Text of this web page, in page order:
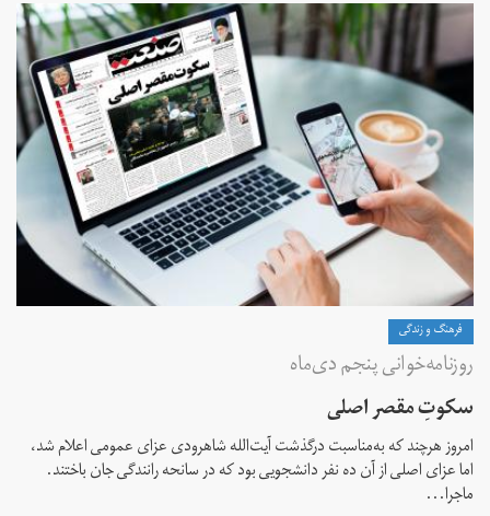
فرهنگ و زندگی
روزنامه‌خوانی پنجم دی‌ماه
سکوتِ مقصر اصلی
امروز هرچند که به‌مناسبت درگذشت آیت‌الله شاهرودی عزای عمومی اعلام شد،
اما عزای اصلی از آن ده نفر دانشجویی بود که در سانحه رانندگی جان باختند.
ماجرا...